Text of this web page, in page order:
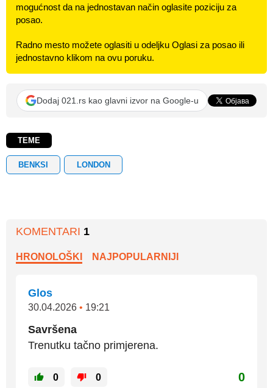
mogućnost da na jednostavan način oglasite poziciju za
posao.
Radno mesto možete oglasiti u odeljku Oglasi za posao ili
jednostavno klikom na ovu poruku.
Dodaj 021.rs kao glavni izvor na Google-u
TEME
BENKSI LONDON
KOMENTARI 1
HRONOLOŠKI NAJPOPULARNIJI
Glos
30.04.2026 • 19:21
Savršena
Trenutku tačno primjerena.
0 0 0